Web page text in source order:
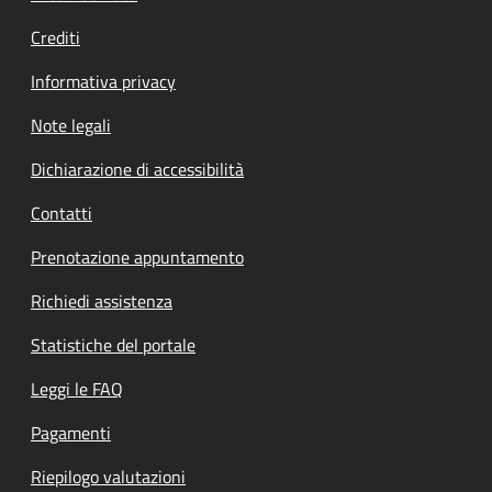
Crediti
Informativa privacy
Note legali
Dichiarazione di accessibilità
Contatti
Prenotazione appuntamento
Richiedi assistenza
Statistiche del portale
Leggi le FAQ
Pagamenti
Riepilogo valutazioni